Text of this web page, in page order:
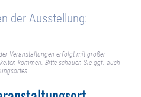
der Ausstellung:
Veranstaltungen erfolgt mit großer
kommen. Bitte schauen Sie ggf. auch